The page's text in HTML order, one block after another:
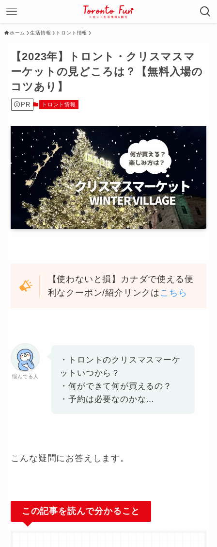
ホーム 生活情報 トロント情報
【2023年】トロント・クリスマスマ
ーケットの見どころは？【無料入場の
コツあり】
PR トロント情報
【使わないと損】カナダで使える便
利なクーポン/紹介リンクは こちら
悩んでる人
・トロントのクリスマスマーケ
ットいつから？
・何ができて何が買えるの？
・予約は必要なのかな…
こんな疑問にお答えします。
この記事を読んで分かること